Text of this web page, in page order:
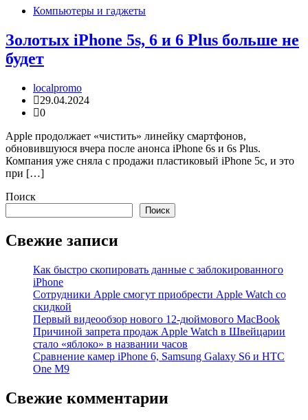
Компьютеры и гаджеты
Золотых iPhone 5s, 6 и 6 Plus больше не
будет
localpromo
29.04.2024
0
Apple продолжает «чистить» линейку смартфонов,
обновившуюся вчера после анонса iPhone 6s и 6s Plus.
Компания уже сняла с продажи пластиковый iPhone 5c, и это
при […]
Поиск
Поиск
Свежие записи
Как быстро скопировать данные с заблокированного
iPhone
Сотрудники Apple смогут приобрести Apple Watch со
скидкой
Первый видеообзор нового 12-дюймового MacBook
Причиной запрета продаж Apple Watch в Швейцарии
стало «яблоко» в названии часов
Cравнение камер iPhone 6, Samsung Galaxy S6 и HTC
One M9
Свежие комментарии